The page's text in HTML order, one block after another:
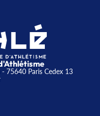
75640 Paris Cedex 13